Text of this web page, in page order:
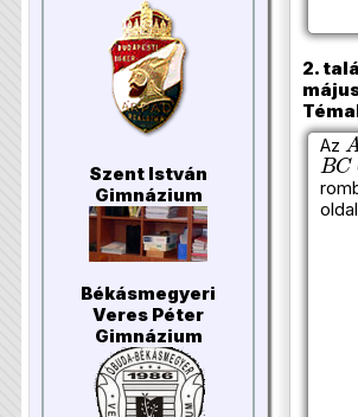
Szent István
Gimnázium
Békásmegyeri
Veres Péter
Gimnázium
2.
Az
BC